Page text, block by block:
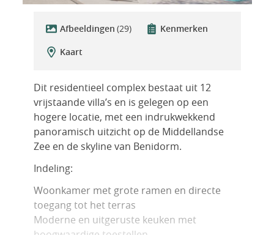
Afbeeldingen (29)
Kenmerken
Kaart
Dit residentieel complex bestaat uit 12
vrijstaande villa’s en is gelegen op een
hogere locatie, met een indrukwekkend
panoramisch uitzicht op de Middellandse
Zee en de skyline van Benidorm.
Indeling:
Woonkamer met grote ramen en directe
toegang tot het terras
Moderne en uitgeruste keuken met